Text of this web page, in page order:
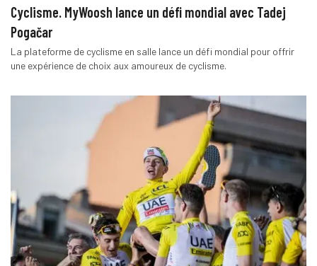
Cyclisme. MyWoosh lance un défi mondial avec Tadej
Pogačar
La plateforme de cyclisme en salle lance un défi mondial pour offrir
une expérience de choix aux amoureux de cyclisme.